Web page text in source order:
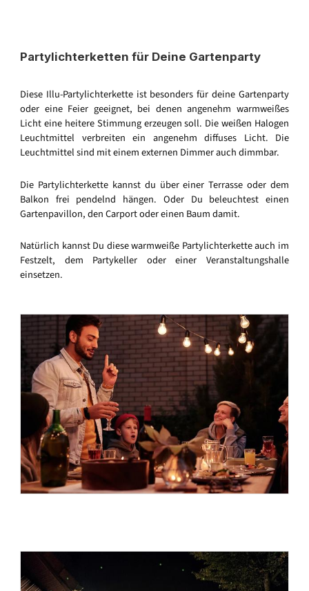
Partylichterketten für Deine Gartenparty
Diese Illu-Partylichterkette ist besonders für deine Gartenparty
oder eine Feier geeignet, bei denen angenehm warmweißes
Licht eine heitere Stimmung erzeugen soll. Die weißen Halogen
Leuchtmittel verbreiten ein angenehm diffuses Licht. Die
Leuchtmittel sind mit einem externen Dimmer auch dimmbar.
Die Partylichterkette kannst du über einer Terrasse oder dem
Balkon frei pendelnd hängen. Oder Du beleuchtest einen
Gartenpavillon, den Carport oder einen Baum damit.
Natürlich kannst Du diese warmweiße Partylichterkette auch im
Festzelt, dem Partykeller oder einer Veranstaltungshalle
einsetzen.